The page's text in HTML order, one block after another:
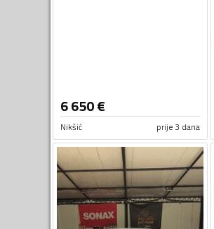
6 650€
Nikšić prije 3 dana